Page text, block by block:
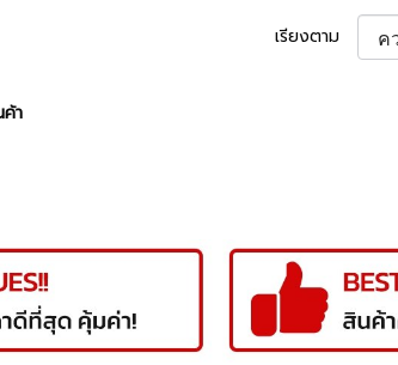
เรียงตาม
า